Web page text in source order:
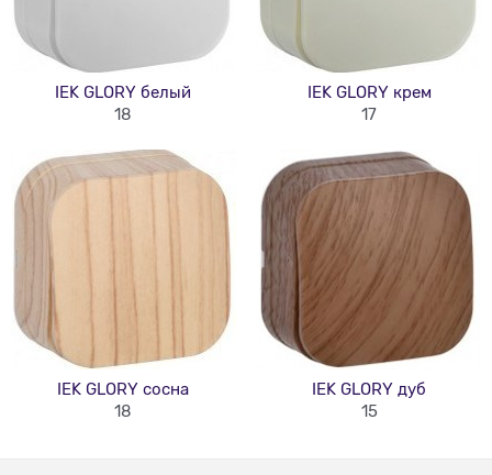
IEK GLORY белый
18
IEK GLORY крем
17
IEK GLORY сосна
18
IEK GLORY дуб
15